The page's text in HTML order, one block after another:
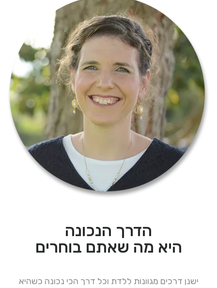
הדרך הנכונה
היא מה שאתם בוחרים
ישנן דרכים מגוונות ללדת וכל דרך הכי נכונה כשהיא